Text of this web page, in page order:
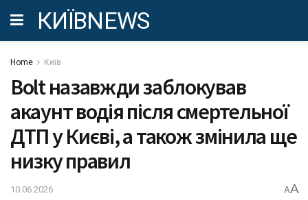
КИЇВNEWS
Home Київ
Bolt назавжди заблокував
акаунт водія після смертельної
ДТП у Києві, а також змінила ще
низку правил
10.06.2026 AA